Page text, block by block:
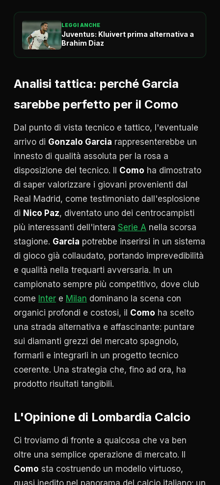
LEGGI ANCHE
Juventus: Kluivert prima alternativa a
Brahim Diaz
Analisi tattica: perché Garcia
sarebbe perfetto per il Como
Dal punto di vista tecnico e tattico, l'eventuale
arrivo di Gonzalo Garcia rappresenterebbe un
innesto di qualità assoluta per la rosa a
disposizione del tecnico. Il Como ha dimostrato
di saper valorizzare i giovani provenienti dal
Real Madrid, come testimoniato dall'esplosione
di Nico Paz, diventato uno dei centrocampisti
più interessanti dell'intera Serie A nella scorsa
stagione. Garcia potrebbe inserirsi in un sistema
di gioco già collaudato, portando imprevedibilità
e qualità nella trequarti avversaria. In un
campionato sempre più competitivo, dove club
come Inter e Milan dominano la scena con
organici profondi e costosi, il Como ha scelto
una strada alternativa e affascinante: puntare
sui diamanti grezzi del mercato spagnolo,
formarli e integrarli in un progetto tecnico
coerente. Una strategia che, fino ad ora, ha
prodotto risultati tangibili.
L'Opinione di Lombardia Calcio
Ci troviamo di fronte a qualcosa che va ben
oltre una semplice operazione di mercato. Il
Como sta costruendo un modello virtuoso,